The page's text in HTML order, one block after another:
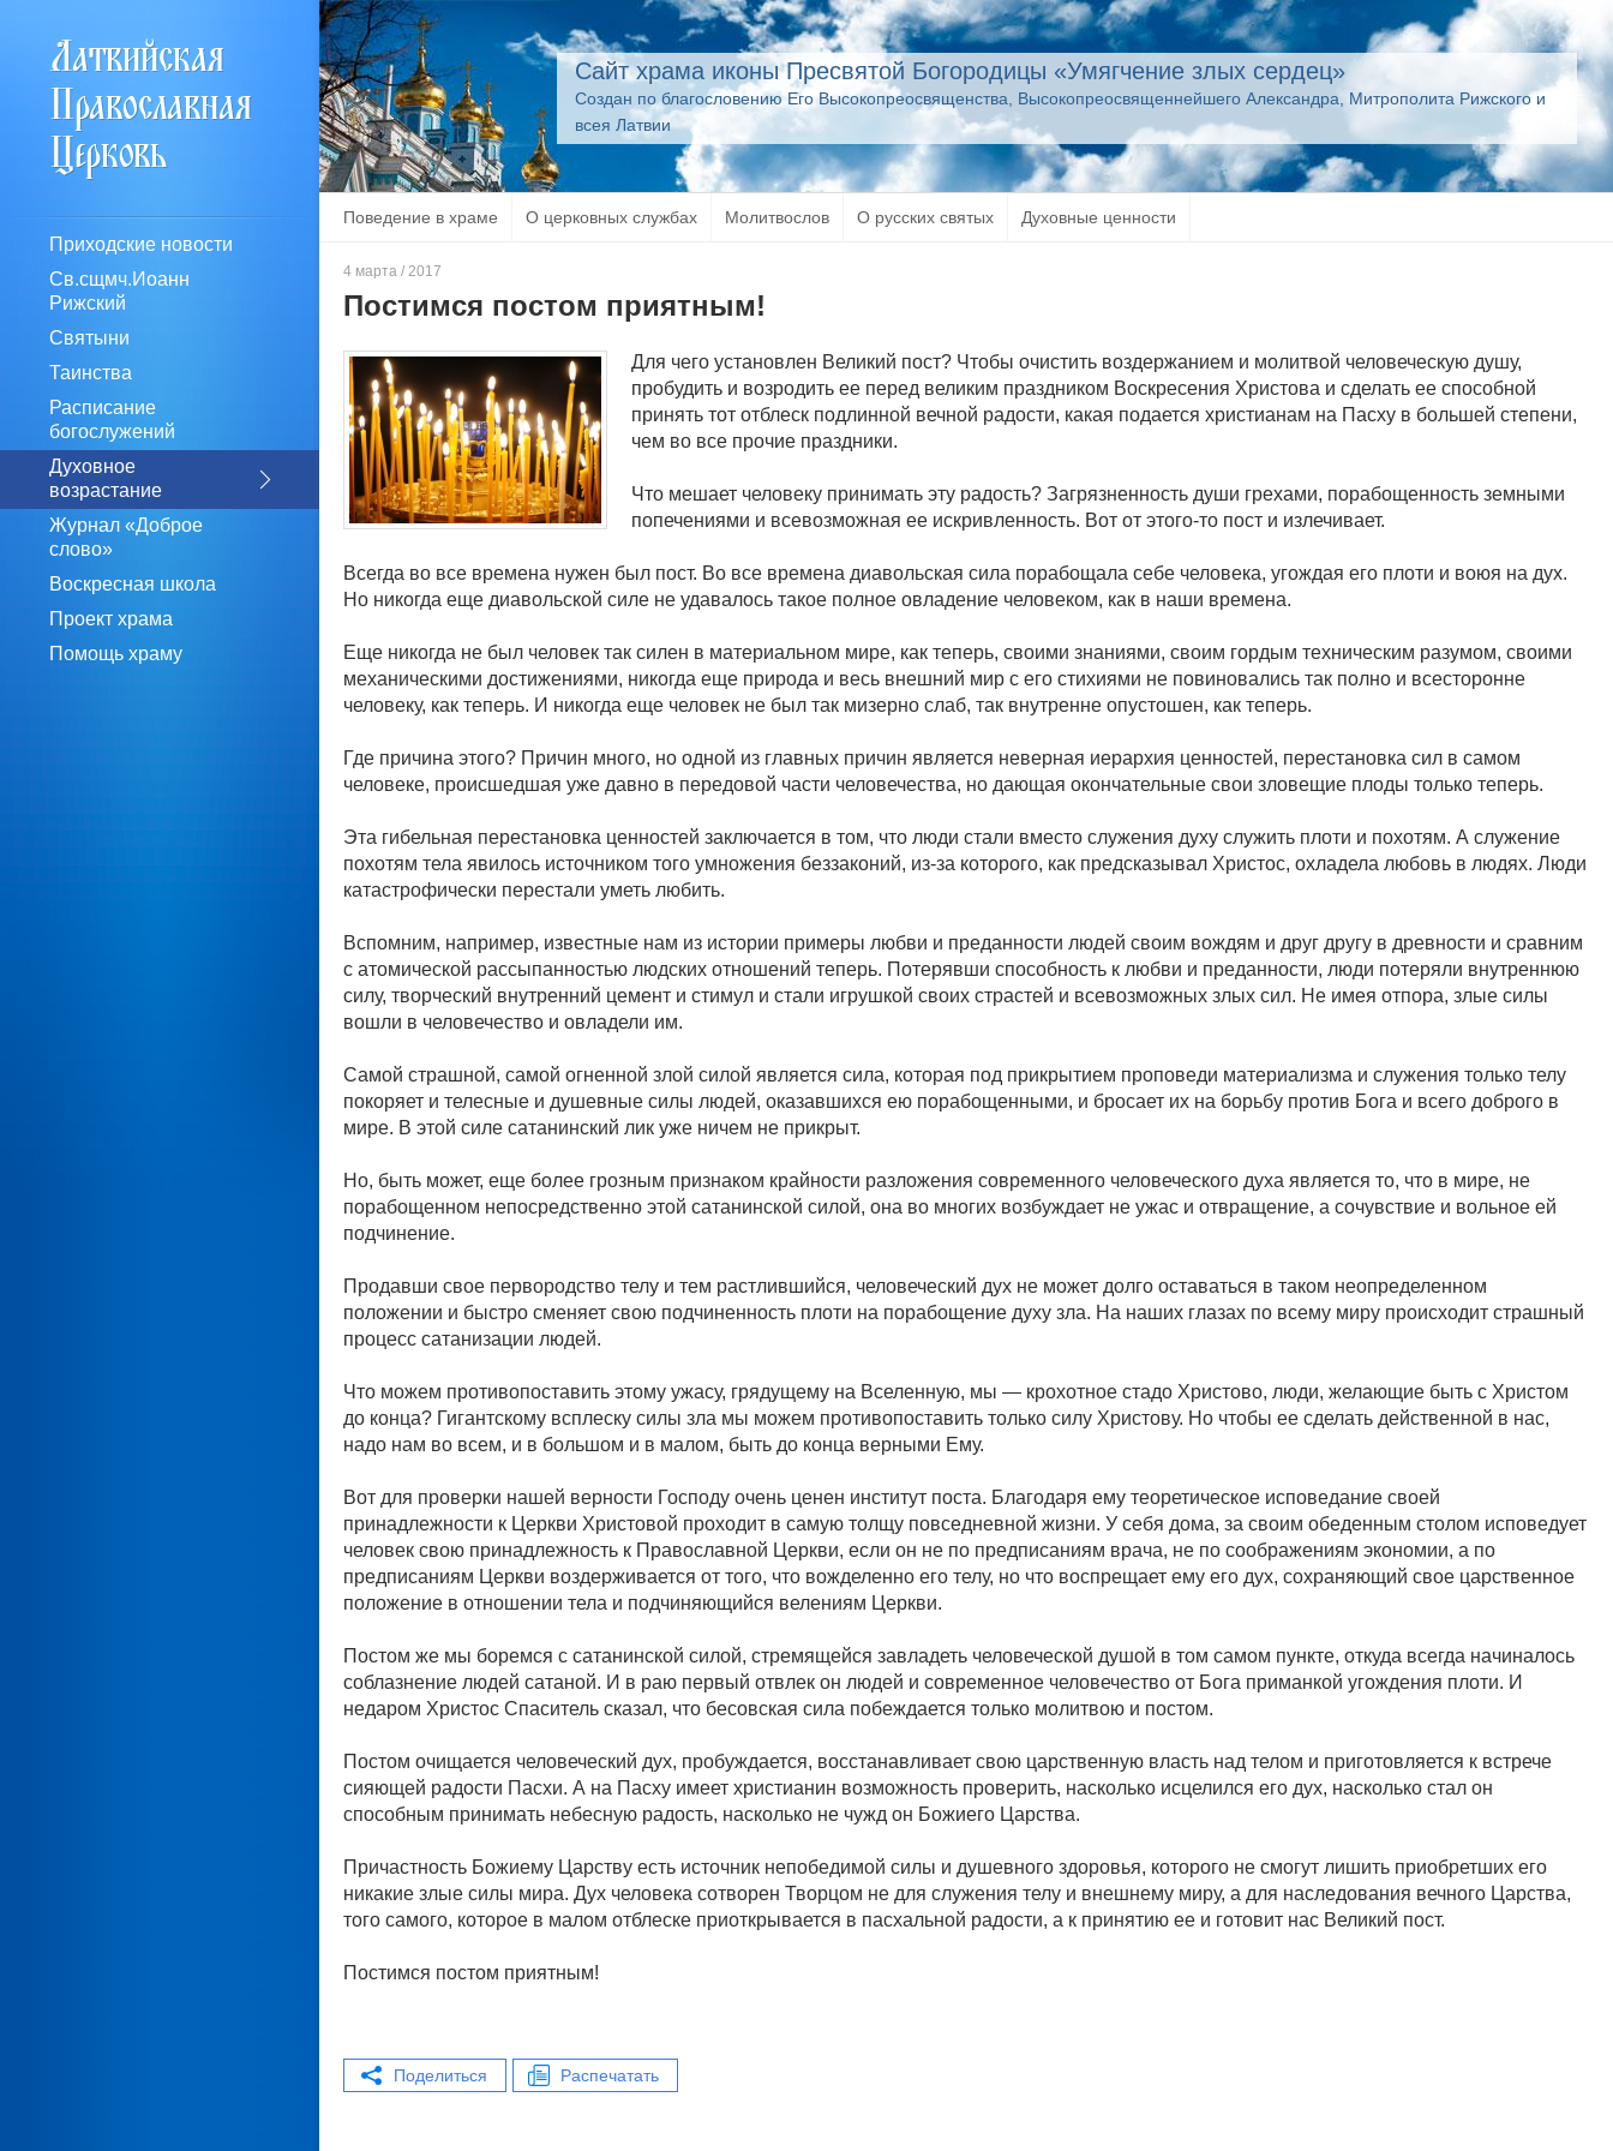
Приходские новости
Св.сщмч.Иоанн
Рижский
Святыни
Таинства
Расписание
богослужений
Духовное
возрастание
Журнал «Доброе
слово»
Воскресная школа
Проект храма
Помощь храму
Сайт храма иконы Пресвятой Богородицы «Умягчение злых сердец»
Создан по благословению Его Высокопреосвященства, Высокопреосвященнейшего Александра, Митрополита Рижского и
всея Латвии
Поведение в храме О церковных службах Молитвослов О русских святых Духовные ценности
4 марта / 2017
Постимся постом приятным!
Для чего установлен Великий пост? Чтобы очистить воздержанием и молитвой человеческую душу,
пробудить и возродить ее перед великим праздником Воскресения Христова и сделать ее способной
принять тот отблеск подлинной вечной радости, какая подается христианам на Пасху в большей степени,
чем во все прочие праздники.
Что мешает человеку принимать эту радость? Загрязненность души грехами, порабощенность земными
попечениями и всевозможная ее искривленность. Вот от этого-то пост и излечивает.
Всегда во все времена нужен был пост. Во все времена диавольская сила порабощала себе человека, угождая его плоти и воюя на дух.
Но никогда еще диавольской силе не удавалось такое полное овладение человеком, как в наши времена.
Еще никогда не был человек так силен в материальном мире, как теперь, своими знаниями, своим гордым техническим разумом, своими
механическими достижениями, никогда еще природа и весь внешний мир с его стихиями не повиновались так полно и всесторонне
человеку, как теперь. И никогда еще человек не был так мизерно слаб, так внутренне опустошен, как теперь.
Где причина этого? Причин много, но одной из главных причин является неверная иерархия ценностей, перестановка сил в самом
человеке, происшедшая уже давно в передовой части человечества, но дающая окончательные свои зловещие плоды только теперь.
Эта гибельная перестановка ценностей заключается в том, что люди стали вместо служения духу служить плоти и похотям. А служение
похотям тела явилось источником того умножения беззаконий, из-за которого, как предсказывал Христос, охладела любовь в людях. Люди
катастрофически перестали уметь любить.
Вспомним, например, известные нам из истории примеры любви и преданности людей своим вождям и друг другу в древности и сравним
с атомической рассыпанностью людских отношений теперь. Потерявши способность к любви и преданности, люди потеряли внутреннюю
силу, творческий внутренний цемент и стимул и стали игрушкой своих страстей и всевозможных злых сил. Не имея отпора, злые силы
вошли в человечество и овладели им.
Самой страшной, самой огненной злой силой является сила, которая под прикрытием проповеди материализма и служения только телу
покоряет и телесные и душевные силы людей, оказавшихся ею порабощенными, и бросает их на борьбу против Бога и всего доброго в
мире. В этой силе сатанинский лик уже ничем не прикрыт.
Но, быть может, еще более грозным признаком крайности разложения современного человеческого духа является то, что в мире, не
порабощенном непосредственно этой сатанинской силой, она во многих возбуждает не ужас и отвращение, а сочувствие и вольное ей
подчинение.
Продавши свое первородство телу и тем растлившийся, человеческий дух не может долго оставаться в таком неопределенном
положении и быстро сменяет свою подчиненность плоти на порабощение духу зла. На наших глазах по всему миру происходит страшный
процесс сатанизации людей.
Что можем противопоставить этому ужасу, грядущему на Вселенную, мы — крохотное стадо Христово, люди, желающие быть с Христом
до конца? Гигантскому всплеску силы зла мы можем противопоставить только силу Христову. Но чтобы ее сделать действенной в нас,
надо нам во всем, и в большом и в малом, быть до конца верными Ему.
Вот для проверки нашей верности Господу очень ценен институт поста. Благодаря ему теоретическое исповедание своей
принадлежности к Церкви Христовой проходит в самую толщу повседневной жизни. У себя дома, за своим обеденным столом исповедует
человек свою принадлежность к Православной Церкви, если он не по предписаниям врача, не по соображениям экономии, а по
предписаниям Церкви воздерживается от того, что вожделенно его телу, но что воспрещает ему его дух, сохраняющий свое царственное
положение в отношении тела и подчиняющийся велениям Церкви.
Постом же мы боремся с сатанинской силой, стремящейся завладеть человеческой душой в том самом пункте, откуда всегда начиналось
соблазнение людей сатаной. И в раю первый отвлек он людей и современное человечество от Бога приманкой угождения плоти. И
недаром Христос Спаситель сказал, что бесовская сила побеждается только молитвою и постом.
Постом очищается человеческий дух, пробуждается, восстанавливает свою царственную власть над телом и приготовляется к встрече
сияющей радости Пасхи. А на Пасху имеет христианин возможность проверить, насколько исцелился его дух, насколько стал он
способным принимать небесную радость, насколько не чужд он Божиего Царства.
Причастность Божиему Царству есть источник непобедимой силы и душевного здоровья, которого не смогут лишить приобретших его
никакие злые силы мира. Дух человека сотворен Творцом не для служения телу и внешнему миру, а для наследования вечного Царства,
того самого, которое в малом отблеске приоткрывается в пасхальной радости, а к принятию ее и готовит нас Великий пост.
Постимся постом приятным!
Поделиться Распечатать